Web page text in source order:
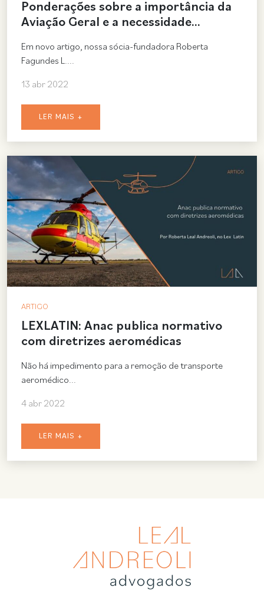
Ponderações sobre a importância da
Aviação Geral e a necessidade…
Em novo artigo, nossa sócia-fundadora Roberta
Fagundes L....
13 abr 2022
LER MAIS +
ARTIGO
LEXLATIN: Anac publica normativo
com diretrizes aeromédicas
Não há impedimento para a remoção de transporte
aeromédico...
4 abr 2022
LER MAIS +